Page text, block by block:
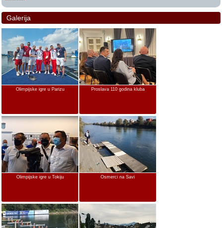
Galerija
Olimpijske igre u Parizu Proslava 110 godina kluba
Olimpijske igre u Tokiju Osmerci na Savi